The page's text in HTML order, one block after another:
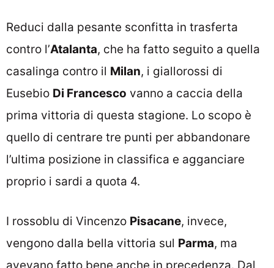
Reduci dalla pesante sconfitta in trasferta
contro l’Atalanta, che ha fatto seguito a quella
casalinga contro il Milan, i giallorossi di
Eusebio Di Francesco vanno a caccia della
prima vittoria di questa stagione. Lo scopo è
quello di centrare tre punti per abbandonare
l’ultima posizione in classifica e agganciare
proprio i sardi a quota 4.
I rossoblu di Vincenzo Pisacane, invece,
vengono dalla bella vittoria sul Parma, ma